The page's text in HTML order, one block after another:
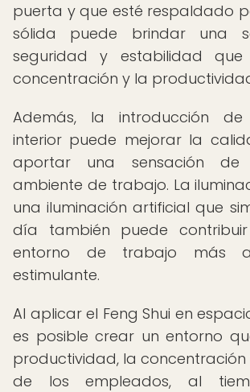
puerta y que esté respaldado
sólida puede brindar una
seguridad y estabilidad
concentración y la
Además, la introducción
interior puede mejorar la
aportar una sensación
ambiente de trabajo. La
una iluminación artificial que
día también puede
entorno de trabajo más
estimulante.
Al aplicar el Feng Shui en
es posible crear un entorno
productividad, la concentración
de los empleados, al